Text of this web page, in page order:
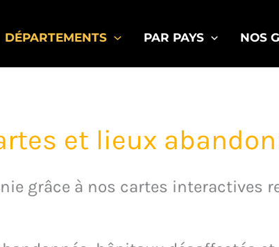
DÉPARTEMENTS PAR PAYS NOS
et lieux
grâce à nos cartes interactives